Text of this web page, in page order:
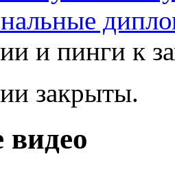
и пинги к
закрыты.